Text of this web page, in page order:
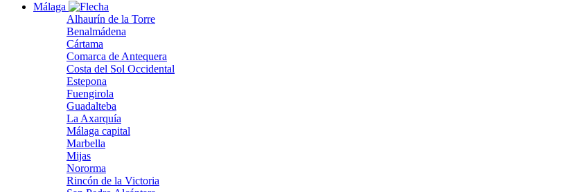
Málaga
Alhaurín de la Torre
Benalmádena
Cártama
Comarca de Antequera
Costa del Sol Occidental
Estepona
Fuengirola
Guadalteba
La Axarquía
Málaga capital
Marbella
Mijas
Nororma
Rincón de la Victoria